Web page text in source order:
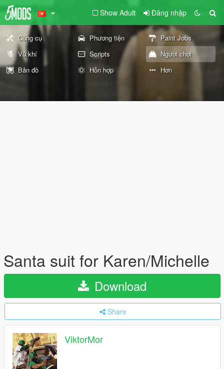
Show Adult Đăng nhập
Công cụ Phương tiện
Paint Jobs
Vũ khí
Scripts
Người chơi
Bản đồ
Hỗn hợp Hơn
Santa suit for Karen/Michelle
Download
Share
ViktorMor